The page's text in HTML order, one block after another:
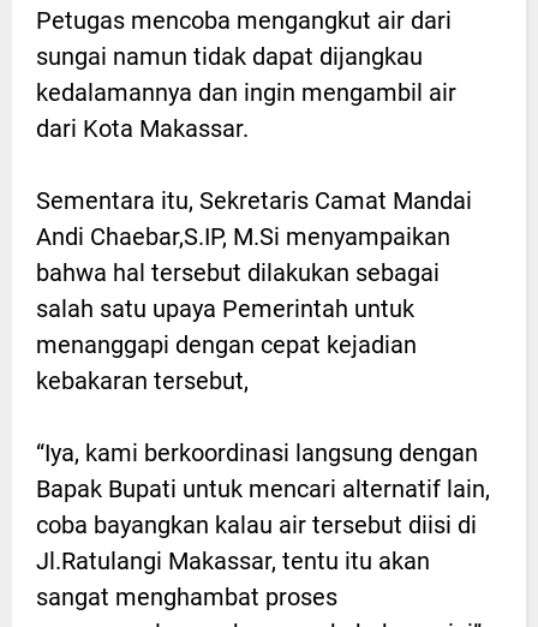
Petugas mencoba mengangkut air dari
sungai namun tidak dapat dijangkau
kedalamannya dan ingin mengambil air
dari Kota Makassar.
Sementara itu, Sekretaris Camat Mandai
Andi Chaebar,S.IP, M.Si menyampaikan
bahwa hal tersebut dilakukan sebagai
salah satu upaya Pemerintah untuk
menanggapi dengan cepat kejadian
kebakaran tersebut,
“Iya, kami berkoordinasi langsung dengan
Bapak Bupati untuk mencari alternatif lain,
coba bayangkan kalau air tersebut diisi di
Jl.Ratulangi Makassar, tentu itu akan
sangat menghambat proses